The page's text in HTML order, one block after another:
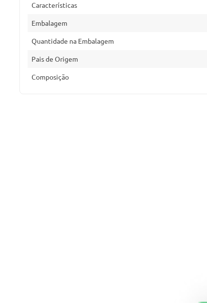
Características
Embalagem
Quantidade na Embalagem
Pais de Origem
Composição